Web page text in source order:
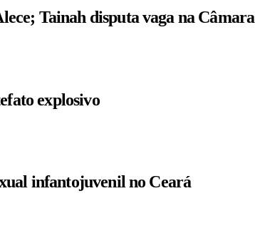
Tainah disputa vaga na Câmara
explosivo
infantojuvenil no Ceará